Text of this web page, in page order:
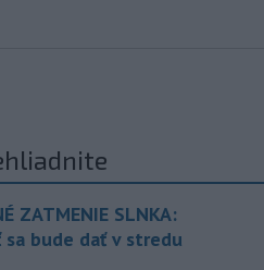
ZATMENIE SLNKA:
sa bude dať v stredu